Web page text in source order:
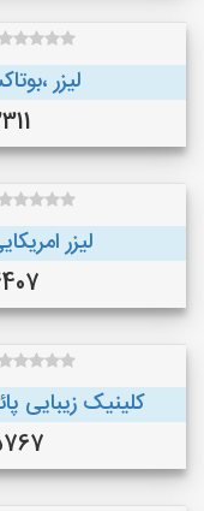
لیزر
لیزر
کلینیک زیبایی